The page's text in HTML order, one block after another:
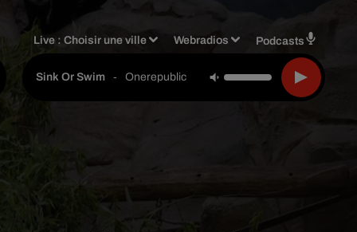
Live :Choisir une ville Webradios Podcasts
Sink Or Swim - Onerepublic